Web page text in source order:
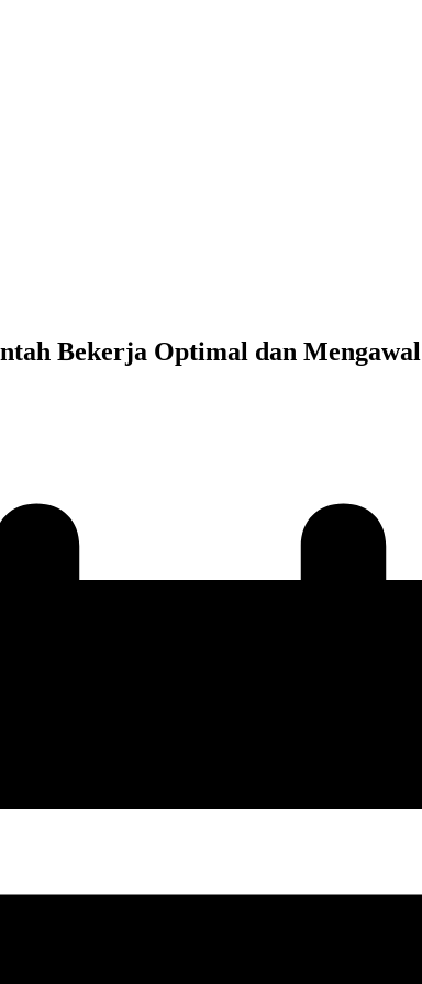
Bekerja Optimal dan